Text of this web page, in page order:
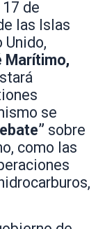
de
las Islas
Unido,
Marítimo,
se
sobre
como las